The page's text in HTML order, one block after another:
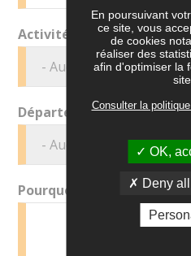
Activité
Département
Pourquoi souhaitez-vous
En poursuivant
ce site, vous
de cookies
réaliser des
afin d'optimiser la
site
Consulter la
OK,
Deny